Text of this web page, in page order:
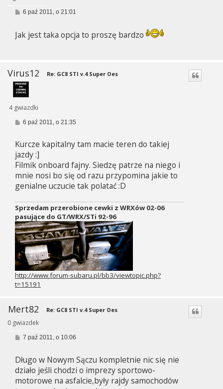
P
t
6 paź 2011, o 21:01
Jak jest taka opcja to proszę bardzo
Virus12
4 gwiazdki
Re: GC8 STI v.4 Super Oes
P
t
6 paź 2011, o 21:35
Kurcze kapitalny tam macie teren do takiej
jazdy :]
Filmik onboard fajny. Siedzę patrze na niego i
mnie nosi bo się od razu przypomina jakie to
genialne uczucie tak polatać :D
Sprzedam przerobione cewki z WRXów 02-06
pasujące do GT/WRX/STi 92-96
http://www.forum-subaru.pl/bb3/viewtopic.php?
t=15191
Mert82
0 gwiazdek
Re: GC8 STI v.4 Super Oes
P
t
7 paź 2011, o 10:06
Długo w Nowym Sączu kompletnie nic się nie
działo jeśli chodzi o imprezy sportowo-
motorowe na asfalcie,były rajdy samochodów